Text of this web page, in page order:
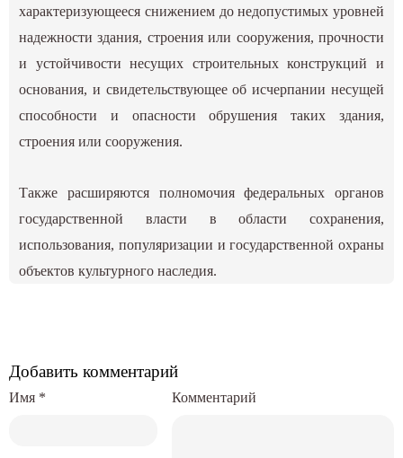
характеризующееся снижением до недопустимых уровней
надежности здания, строения или сооружения, прочности
и устойчивости несущих строительных конструкций и
основания, и свидетельствующее об исчерпании несущей
способности и опасности обрушения таких здания,
строения или сооружения.
Также расширяются полномочия федеральных органов
государственной власти в области сохранения,
использования, популяризации и государственной охраны
объектов культурного наследия.
Добавить комментарий
Комментарий
Имя *